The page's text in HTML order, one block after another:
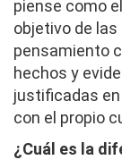
piense como
objetivo de
pensamiento
hechos y
justificadas
con el propio
¿Cuál es la